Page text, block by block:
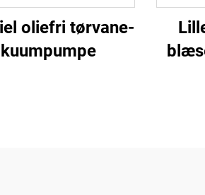
oliefri tørvane-